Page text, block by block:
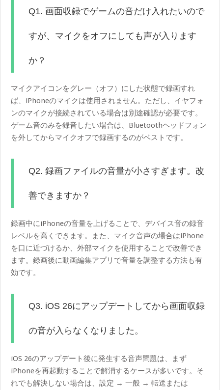
Q1. 画面収録でゲームの音だけ入れたいので
すが、マイクをオフにしても声が入ります
か？
マイクアイコンをグレー（オフ）にした状態で録画すれ
ば、iPhoneのマイクは使用されません。ただし、イヤフォ
ンのマイクが接続されている場合は別途確認が必要です。
ゲーム音のみを録音したい場合は、Bluetoothヘッドフォン
を外してからマイクオフで録画するのがベストです。
Q2. 録画ファイルの音量が小さすぎます。改
善できますか？
録画中にiPhoneの音量を上げることで、デバイス音の録音
レベルを高くできます。また、マイク音声の場合はiPhone
を口に近づけるか、外部マイクを使用することで改善でき
ます。録画後に動画編集アプリで音量を調整する方法も有
効です。
Q3. iOS 26にアップデートしてから画面収録
の音が入らなくなりました。
iOS 26のアップデート後に発生する音声問題は、まず
iPhoneを再起動することで解消するケースが多いです。そ
れでも解決しない場合は、設定 → 一般 → 転送または